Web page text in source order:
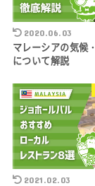
2020.06.03
マレーシアの気候
について解説
2021.02.03